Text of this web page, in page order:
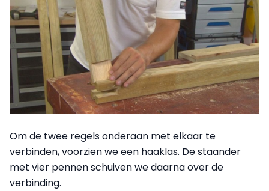
Om de twee regels onderaan met elkaar te
verbinden, voorzien we een haaklas. De staander
met vier pennen schuiven we daarna over de
verbinding.